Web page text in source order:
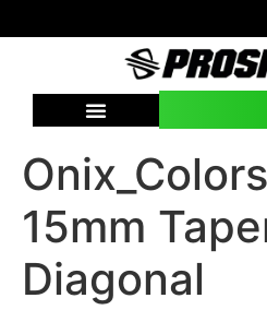
15mm
Diagonal